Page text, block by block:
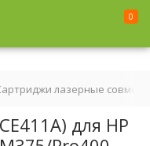
0
лазерные
для HP